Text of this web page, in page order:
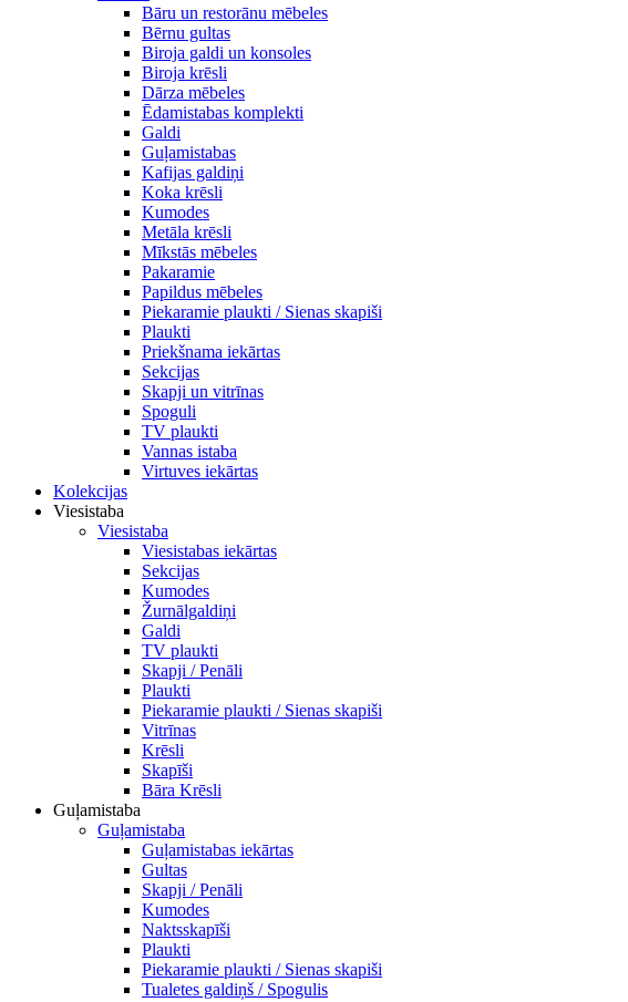
Bāru un restorānu mēbeles
Bērnu gultas
Biroja galdi un konsoles
Biroja krēsli
Dārza mēbeles
Ēdamistabas komplekti
Galdi
Guļamistabas
Kafijas galdiņi
Koka krēsli
Kumodes
Metāla krēsli
Mīkstās mēbeles
Pakaramie
Papildus mēbeles
Piekaramie plaukti / Sienas skapiši
Plaukti
Priekšnama iekārtas
Sekcijas
Skapji un vitrīnas
Spoguli
TV plaukti
Vannas istaba
Virtuves iekārtas
Kolekcijas
Viesistaba
Viesistaba
Viesistabas iekārtas
Sekcijas
Kumodes
Žurnālgaldiņi
Galdi
TV plaukti
Skapji / Penāli
Plaukti
Piekaramie plaukti / Sienas skapiši
Vitrīnas
Krēsli
Skapīši
Bāra Krēsli
Guļamistaba
Guļamistaba
Guļamistabas iekārtas
Gultas
Skapji / Penāli
Kumodes
Naktsskapīši
Plaukti
Piekaramie plaukti / Sienas skapiši
Tualetes galdiņš / Spogulis